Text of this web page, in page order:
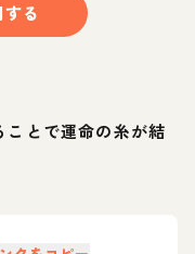
る
ことで運命の糸が結